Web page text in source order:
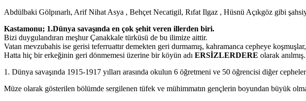
Abdülbaki Gölpınarlı, Arif Nihat Asya , Behçet Necatigil, Rıfat Ilgaz , Hüsnü Açıkgöz gibi
Kastamonu; 1.Dünya savaşında en çok şehit veren illerden biri.
Bizi duygulandıran meşhur Çanakkale türküsü de bu ilimize aittir.
Vatan mevzubahis ise gerisi teferruattır demekten geri durmamış, kahramanca cepheye
Hatta hiç bir erkeğinin geri dönmemesi üzerine bir köyün adı ERSİZLERDERE olarak anılmış.
1. Dünya savaşında 1915-1917 yılları arasında okulun 6 öğretmeni ve 50 öğrencisi diğer
Müze olarak gösterilen bölümde sergilenen tüfek ve mühimmatın gençlerin boyundan büyük